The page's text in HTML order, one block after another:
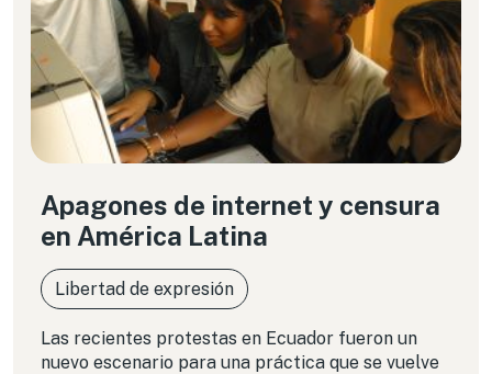
Apagones de internet y censura
en América Latina
Libertad de expresión
Las recientes protestas en Ecuador fueron un
nuevo escenario para una práctica que se vuelve